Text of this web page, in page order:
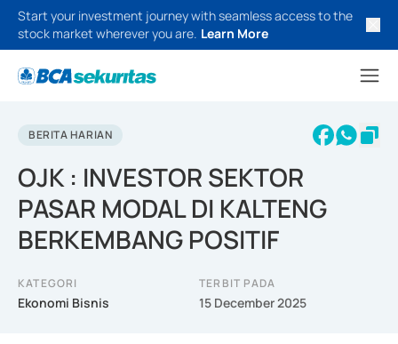
Start your investment journey with seamless access to the
stock market wherever you are. Learn More
BERITA HARIAN
OJK : INVESTOR SEKTOR
PASAR MODAL DI KALTENG
BERKEMBANG POSITIF
KATEGORI
Ekonomi Bisnis
TERBIT PADA
15 December 2025